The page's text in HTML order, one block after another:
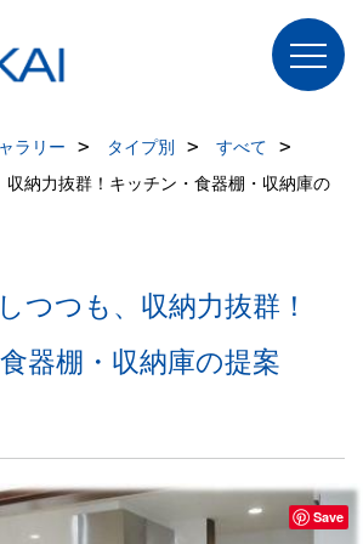
ラリー タイプ別
すべて
収納力抜群！キッチン・食器棚・収納庫の
つつも、収納力抜群！
器棚・収納庫の提案
Save